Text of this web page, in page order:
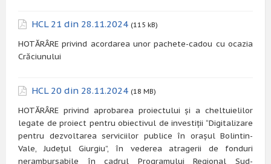
HCL 21 din 28.11.2024 (115 kB)
HOTĂRÂRE privind acordarea unor pachete-cadou cu ocazia
Crăciunului
HCL 20 din 28.11.2024 (18 MB)
HOTĂRÂRE privind aprobarea proiectului și a cheltuielilor
legate de proiect pentru obiectivul de investiții “Digitalizare
pentru dezvoltarea serviciilor publice în orașul Bolintin-
Vale, Județul Giurgiu”, în vederea atragerii de fonduri
nerambursabile în cadrul Programului Regional Sud-